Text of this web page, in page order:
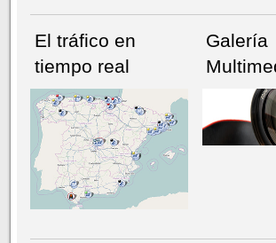
NÚMERO ACTUALHEMEROTECA
El tráfico en
tiempo real
Galería